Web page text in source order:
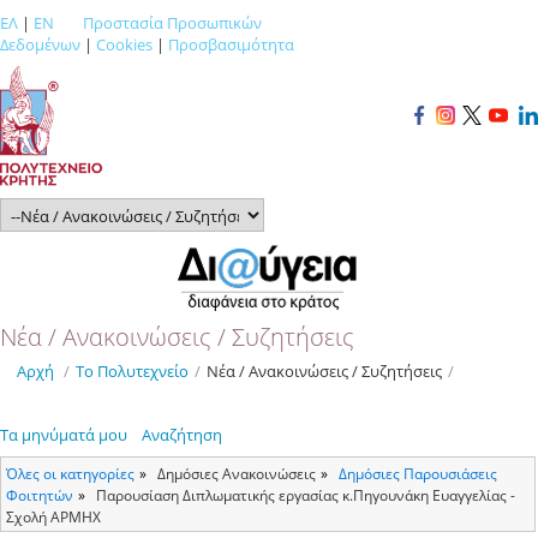
ΕΛ | EN
Προστασία Προσωπικών
Δεδομένων | Cookies | Προσβασιμότητα
Νέα / Ανακοινώσεις / Συζητήσεις
Αρχή / Το Πολυτεχνείο / Νέα / Ανακοινώσεις / Συζητήσεις /
Τα μηνύματά μου Αναζήτηση
Όλες οι κατηγορίες Δημόσιες Ανακοινώσεις
Δημόσιες Παρουσιάσεις
Φοιτητών
Παρουσίαση Διπλωματικής εργασίας κ.Πηγουνάκη Ευαγγελίας -
Σχολή ΑΡΜΗΧ